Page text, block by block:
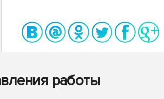
работы